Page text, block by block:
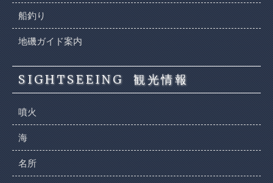
船釣り
地磯ガイド案内
SIGHTSEEING 観光情報
噴火
海
名所